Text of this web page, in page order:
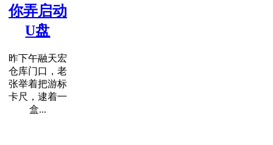
你弄启动
U盘
昨下午融天宏
仓库门口，老
张举着把游标
卡尺，逮着一
盒...